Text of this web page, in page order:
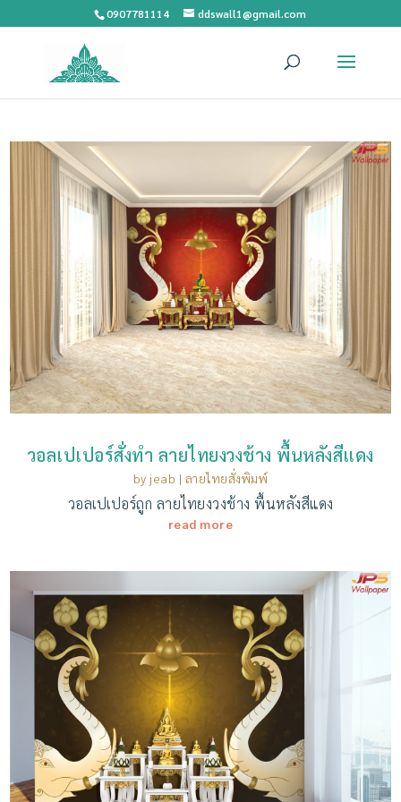
0907781114 ddswall1@gmail.com
วอลเปเปอร์สั่งทํา ลายไทยงวงช้าง พื้นหลังสีแดง
by jeab | ลายไทยสั่งพิมพ์
วอลเปเปอร์ถูก ลายไทยงวงช้าง พื้นหลังสีแดง
read more